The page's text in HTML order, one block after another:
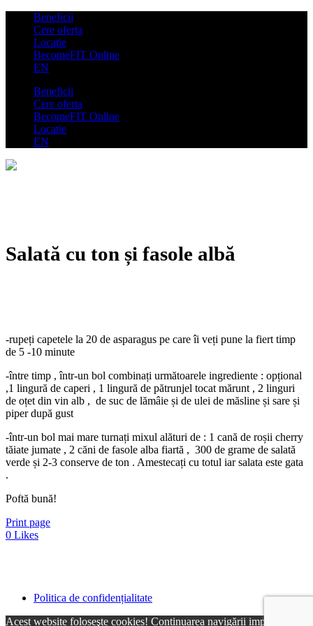
Beneficii
Cere oferta
Locatie
BecomeFIT Online
EN
Beneficii
Cere oferta
BecomeFIT Online
Locatie
EN
Salată cu ton și fasole albă
-rupeți capetele la 20 de asparagus pe care îi veți pune la fiert timp
de 5 -10 minute
-între timp , într-un bol combinați următoarele ingrediente : opțional
,1 lingură de caperi , 1 lingură de pătrunjel tocat mărunt , 2 linguri
de oțet din vin alb , de suc de lămâie și de ulei de măsline și sare și
piper după gust
-într-un bol mai mare turnați mixul alături de : 1 cană de roșii cherry
tăiate jumate , 2 căni de fasole alba fiartă , 300 de grame de salată
verde și 2-3 conserve de ton . Amestecați cu totul iar salata este gata
.
Poftă bună!
Print page
0 Likes
Politica de confidențialitate
Acest website foloseşte cookies! Continuarea navigării implică